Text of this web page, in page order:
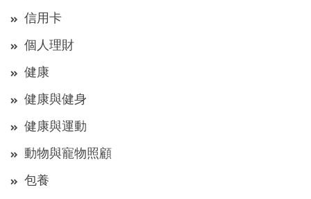
信用卡
個人理財
健康
健康與健身
健康與運動
動物與寵物照顧
包養